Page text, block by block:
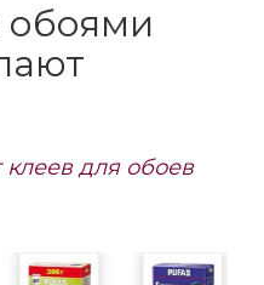
обоями
клеев для обоев